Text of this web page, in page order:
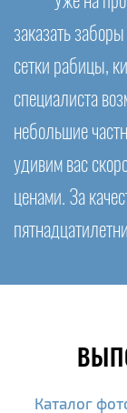
заказать
сетки рабицы,
специалиста
небольшие
удивим вас
ценами. За
Каталог